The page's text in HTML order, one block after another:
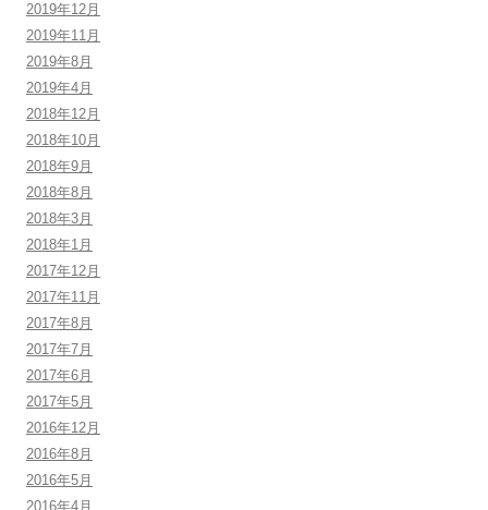
2019年12月
2019年11月
2019年8月
2019年4月
2018年12月
2018年10月
2018年9月
2018年8月
2018年3月
2018年1月
2017年12月
2017年11月
2017年8月
2017年7月
2017年6月
2017年5月
2016年12月
2016年8月
2016年5月
2016年4月